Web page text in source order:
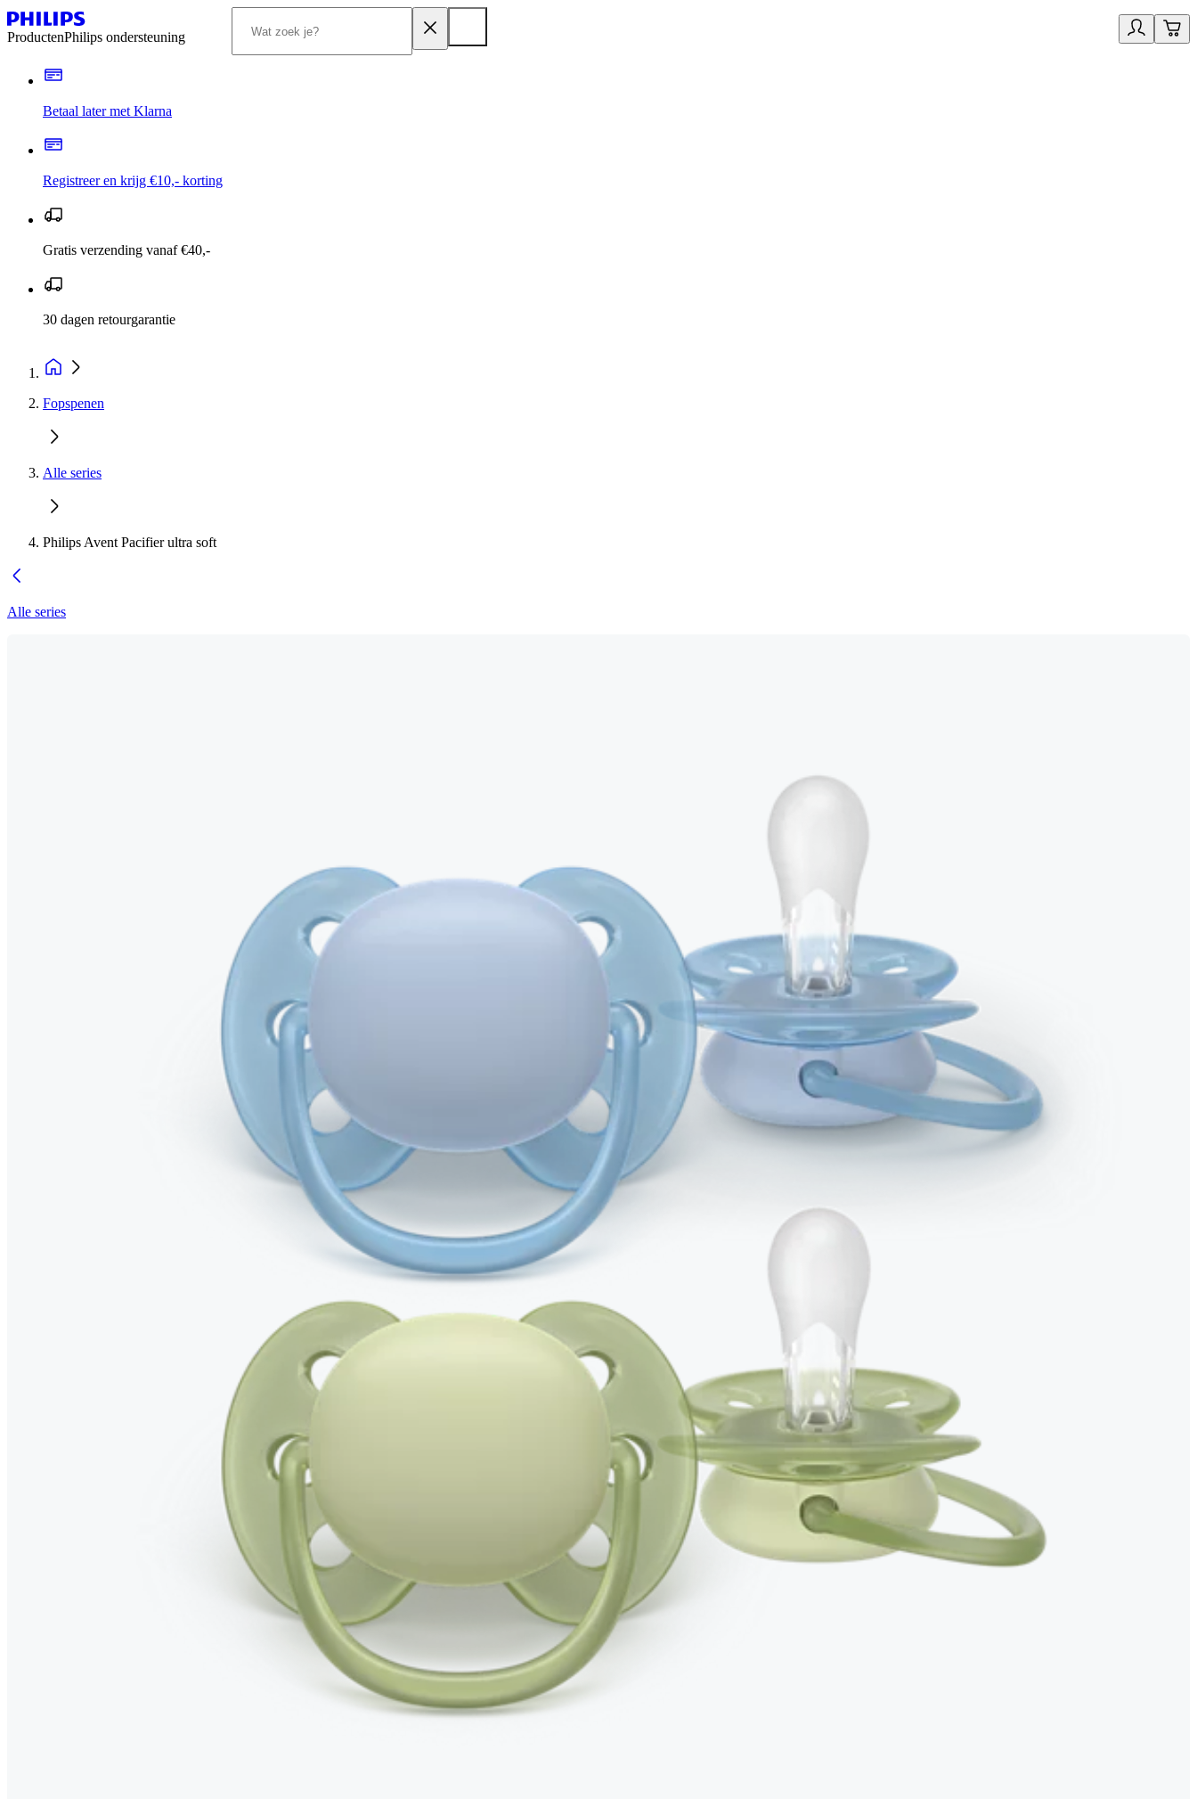
ProductenPhilips ondersteuning
Betaal later met Klarna
Registreer en krijg €10,- korting
Gratis verzending vanaf €40,-
30 dagen retourgarantie
Fopspenen
Alle series
Philips Avent Pacifier ultra soft
Alle series